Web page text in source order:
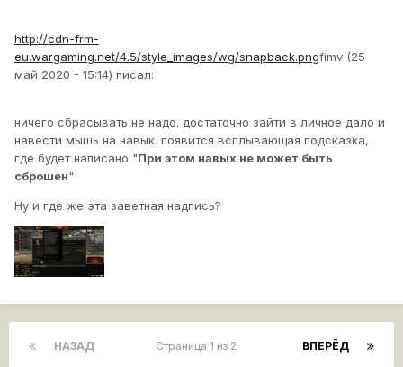
http://cdn-frm-
eu.wargaming.net/4.5/style_images/wg/snapback.pngfimv (25
май 2020 - 15:14) писал:
ничего сбрасывать не надо. достаточно зайти в личное дало и
навести мышь на навык. появится всплывающая подсказка,
где будет написано "При этом навых не может быть
сброшен"
Ну и где же эта заветная надпись?
НАЗАД ВПЕРЁД
Страница 1 из 2